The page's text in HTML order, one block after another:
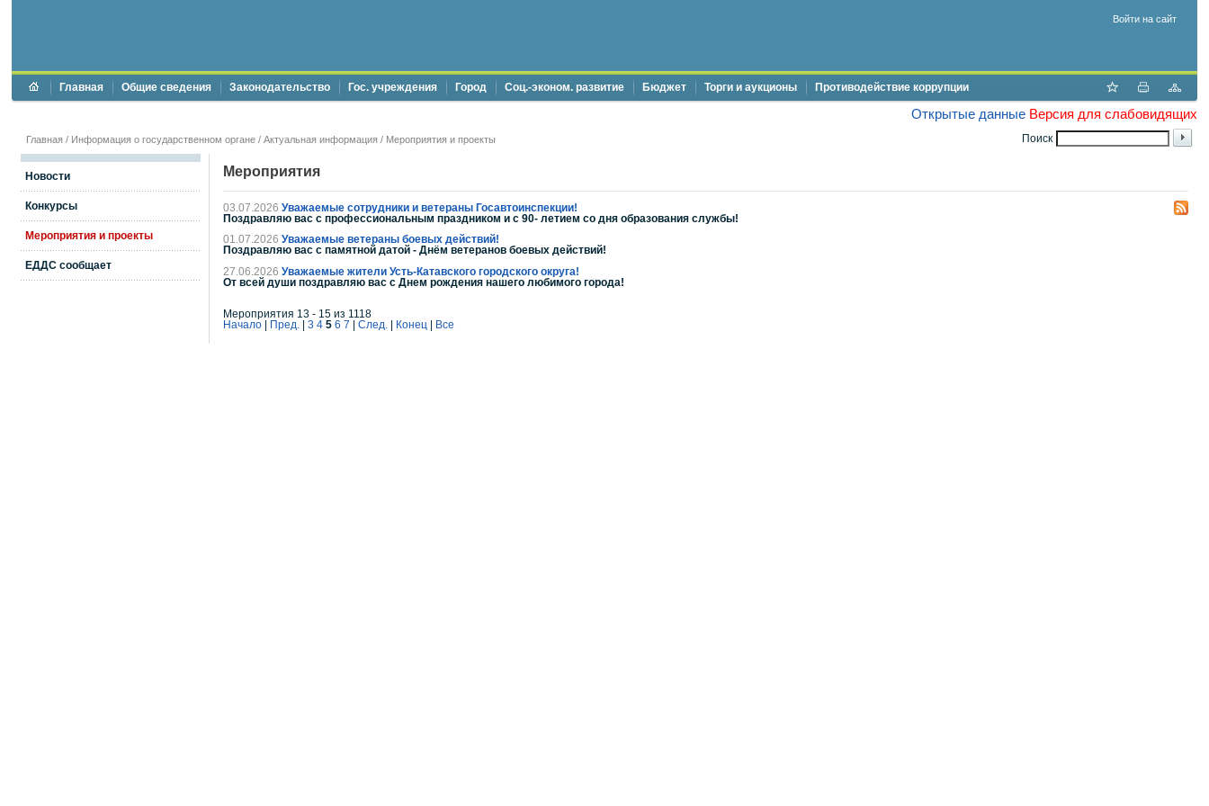
Войти на сайт
Главная Общие сведения Законодательство Гос. учреждения Город Соц.-эконом. развитие Бюджет Торги и аукционы Противодействие коррупции
Открытые данные Версия для слабовидящих
Поиск
Главная / Информация о государственном органе / Актуальная информация / Мероприятия и проекты
Новости
Конкурсы
Мероприятия и проекты
ЕДДС сообщает
Мероприятия
03.07.2026 Уважаемые сотрудники и ветераны Госавтоинспекции!
Поздравляю вас с профессиональным праздником и с 90- летием со дня образования службы!
01.07.2026 Уважаемые ветераны боевых действий!
Поздравляю вас с памятной датой - Днём ветеранов боевых действий!
27.06.2026 Уважаемые жители Усть-Катавского городского округа!
От всей души поздравляю вас с Днем рождения нашего любимого города!
Мероприятия 13 - 15 из 1118
Начало
Пред. 3 4 5 6 7 След. Конец Все